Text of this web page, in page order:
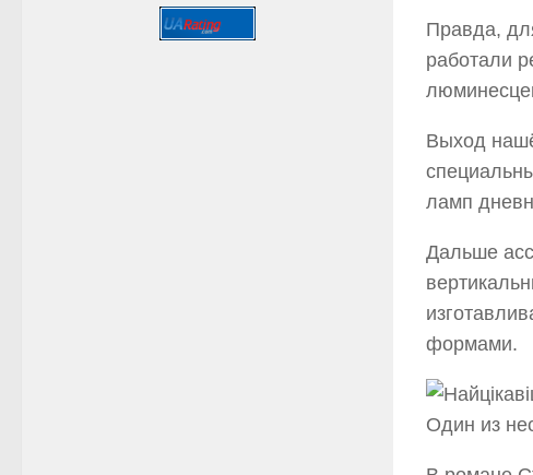
Правда,
работали
Выход
ламп
Дальше
формами.
Один из